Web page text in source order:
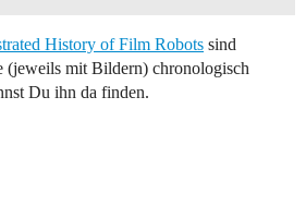
History of Film Robots sind
(jeweils mit Bildern) chronologisch
Du ihn da finden.